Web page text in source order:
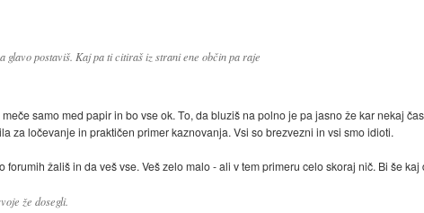
glavo postaviš. Kaj pa ti citiraš iz strani ene občin pa raje
samo med papir in bo vse ok. To, da bluziš na polno je pa jasno že kar nekaj
za ločevanje in praktičen primer kaznovanja. Vsi so brezvezni in vsi smo idioti.
žališ in da veš vse. Veš zelo malo - ali v tem primeru celo skoraj nič. Bi še
že dosegli.